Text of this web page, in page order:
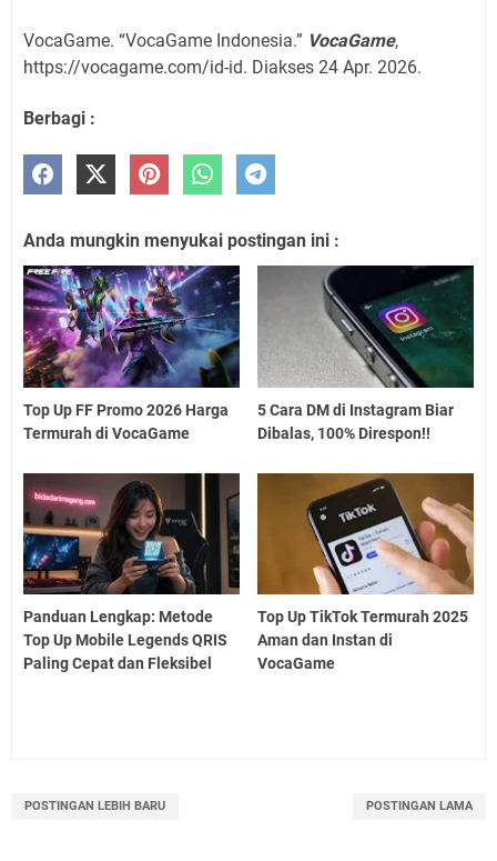
VocaGame. “VocaGame Indonesia.” VocaGame,
https://vocagame.com/id-id. Diakses 24 Apr. 2026.
Berbagi :
Anda mungkin menyukai postingan ini :
Top Up FF Promo 2026 Harga
Termurah di VocaGame
5 Cara DM di Instagram Biar
Dibalas, 100% Direspon!!
Panduan Lengkap: Metode
Top Up Mobile Legends QRIS
Paling Cepat dan Fleksibel
Top Up TikTok Termurah 2025
Aman dan Instan di
VocaGame
POSTINGAN LEBIH BARU POSTINGAN LAMA